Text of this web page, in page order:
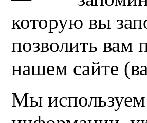
которую вы
позволить вам
нашем сайте
Мы